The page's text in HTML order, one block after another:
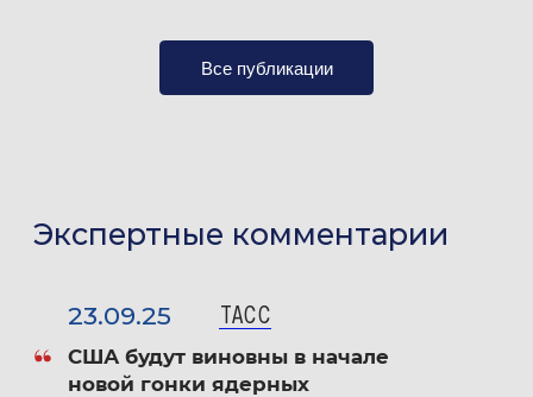
Все публикации
Экспертные комментарии
23.09.25 ТАСС
США будут виновны в начале
новой гонки ядерных